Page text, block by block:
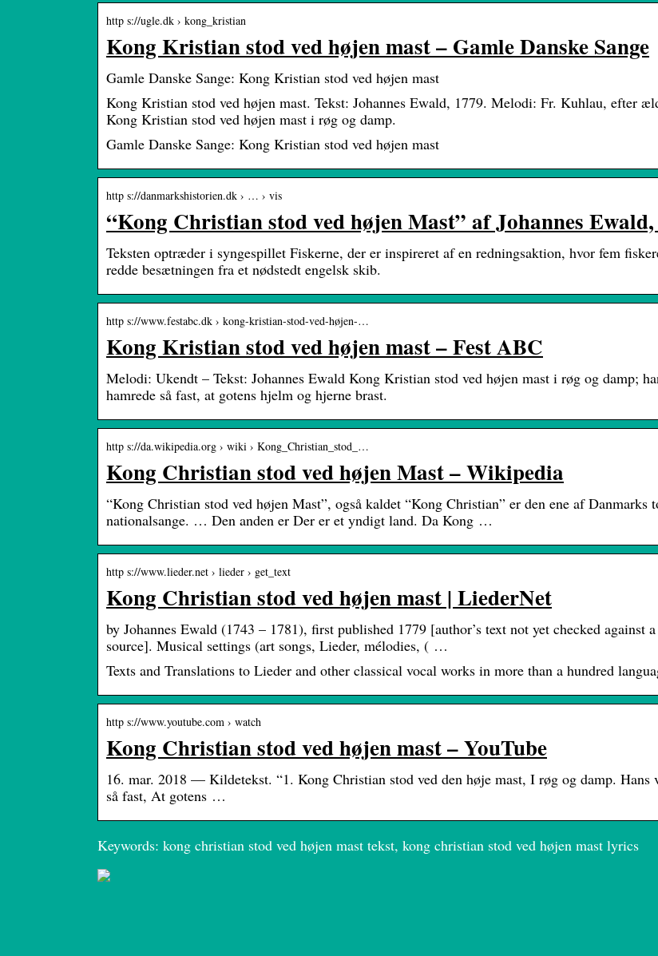
http s://ugle.dk › kong_kristian
Kong Kristian stod ved højen mast – Gamle Danske Sange
Gamle Danske Sange: Kong Kristian stod ved højen mast
Kong Kristian stod ved højen mast. Tekst: Johannes Ewald, 1779. Melodi: Fr. Kuhlau, efter
Kong Kristian stod ved højen mast i røg og damp.
Gamle Danske Sange: Kong Kristian stod ved højen mast
http s://danmarkshistorien.dk › … › vis
“Kong Christian stod ved højen Mast” af Johannes Ewald,
Teksten optræder i syngespillet Fiskerne, der er inspireret af en redningsaktion, hvor fem
redde besætningen fra et nødstedt engelsk skib.
http s://www.festabc.dk › kong-kristian-stod-ved-højen-…
Kong Kristian stod ved højen mast – Fest ABC
Melodi: Ukendt – Tekst: Johannes Ewald Kong Kristian stod ved højen mast i røg og damp;
hamrede så fast, at gotens hjelm og hjerne brast.
http s://da.wikipedia.org › wiki › Kong_Christian_stod_…
Kong Christian stod ved højen Mast – Wikipedia
“Kong Christian stod ved højen Mast”, også kaldet “Kong Christian” er den ene af Danmarks
nationalsange. … Den anden er Der er et yndigt land. Da Kong …
http s://www.lieder.net › lieder › get_text
Kong Christian stod ved højen mast | LiederNet
by Johannes Ewald (1743 – 1781), first published 1779 [author’s text not yet checked against
source]. Musical settings (art songs, Lieder, mélodies, ( …
Texts and Translations to Lieder and other classical vocal works in more than a hundred
http s://www.youtube.com › watch
Kong Christian stod ved højen mast – YouTube
16. mar. 2018 — Kildetekst. “1. Kong Christian stod ved den høje mast, I røg og damp. Hans
så fast, At gotens …
Keywords: kong christian stod ved højen mast tekst, kong christian stod ved højen mast lyrics